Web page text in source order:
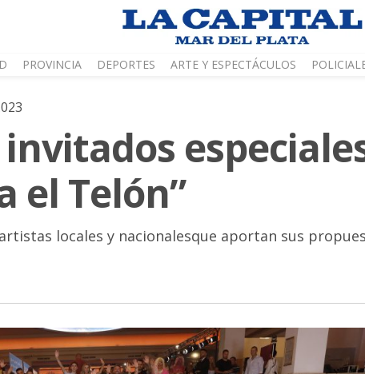
PROVINCIA DEPORTES ARTE Y ESPECTÁCULOS
invitados
el Telón”
locales y nacionalesque aportan sus